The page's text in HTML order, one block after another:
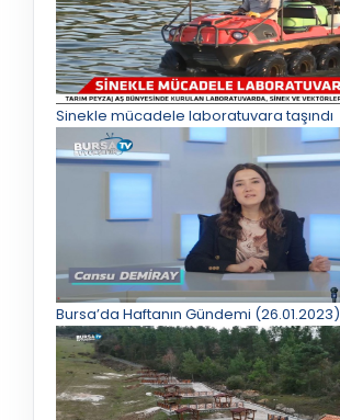
Sinekle mücadele laboratuvara taşındı
Bursa’da Haftanın Gündemi (26.01.2023)